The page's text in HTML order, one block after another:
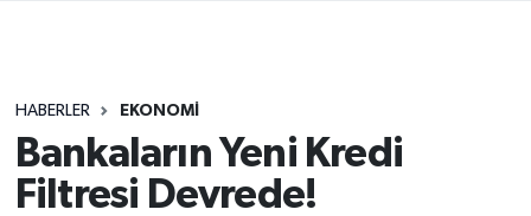
HABERLER EKONOMI
Bankaların Yeni Kredi
Filtresi Devrede!